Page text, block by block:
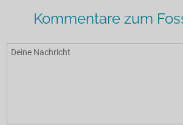
Kommentare zum